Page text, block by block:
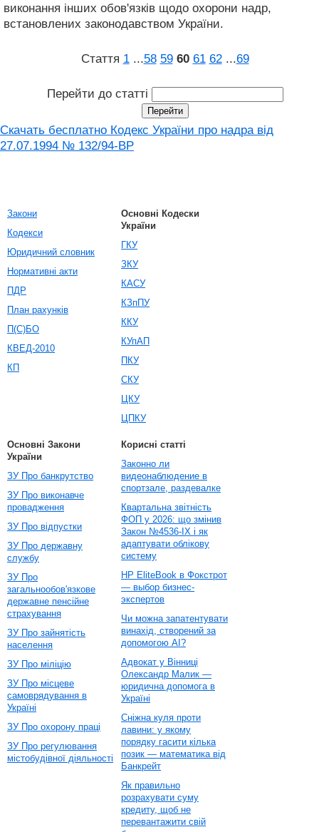
виконання інших обов'язків щодо охорони надр,
встановлених законодавством України.
Стаття 1 ...58 59 60 61 62 ...69
Перейти до статті
Скачать бесплатно Кодекс України про надра від
27.07.1994 № 132/94-ВР
Закони
Кодекси
Юридичний словник
Нормативні акти
ПДР
План рахунків
П(С)БО
КВЕД-2010
КП
Основні Кодески
України
ГКУ
ЗКУ
КАСУ
КЗпПУ
ККУ
КУпАП
ПКУ
СКУ
ЦКУ
ЦПКУ
Основні Закони
України
ЗУ Про банкрутство
ЗУ Про виконавче
провадження
ЗУ Про відпустки
ЗУ Про державну
службу
ЗУ Про
загальнообов'язкове
державне пенсійне
страхування
ЗУ Про зайнятість
населення
ЗУ Про міліцію
ЗУ Про місцеве
самоврядування в
Україні
ЗУ Про охорону праці
ЗУ Про регулювання
містобудівної діяльності
Корисні статті
Законно ли
видеонаблюдение в
спортзале, раздевалке
Квартальна звітність
ФОП у 2026: що змінив
Закон №4536-IX і як
адаптувати облікову
систему
HP EliteBook в Фокстрот
— выбор бизнес-
экспертов
Чи можна запатентувати
винахід, створений за
допомогою AI?
Адвокат у Вінниці
Олександр Малик —
юридична допомога в
Україні
Сніжна куля проти
лавини: у якому
порядку гасити кілька
позик — математика від
Банкрейт
Як правильно
розрахувати суму
кредиту, щоб не
перевантажити свій